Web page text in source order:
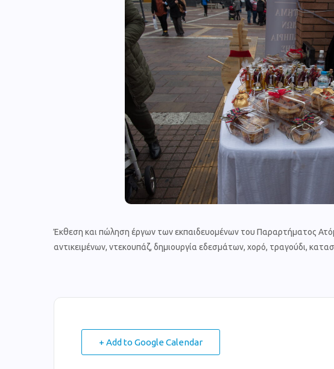
Έκθεση και πώληση έργων των εκπαιδευομένων του Παραρτήματος
αντικειμένων, ντεκουπάζ, δημιουργία εδεσμάτων, χορό, τραγούδι,
+ Add to Google Calendar